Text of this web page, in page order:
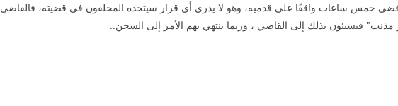
خمس ساعات واقفًا على قدميه، وهو لا يدري أي قرار سيتخذه المحلفون في قضيته، فالقاضي
مذنب" فيسيئون بذلك إلى القاضي ، وربما ينتهي بهم الأمر إلى السجن..